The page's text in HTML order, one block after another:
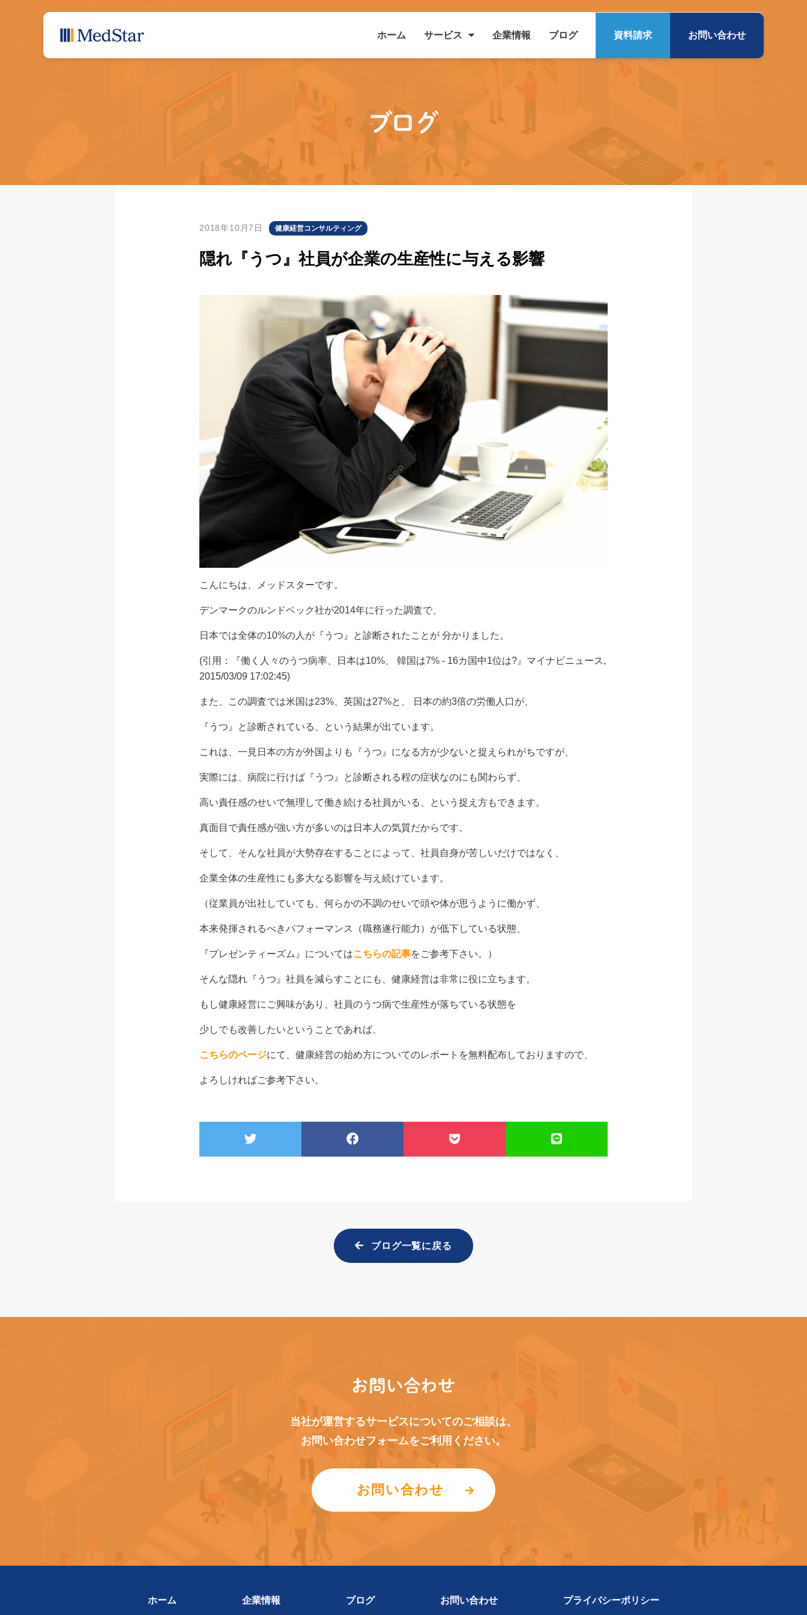
ホーム サービス 企業情報 ブログ 資料請求 お問い合わせ
ブログ
2018年10月7日 健康経営コンサルティング
隠れ『うつ』社員が企業の生産性に与える影響
こんにちは、メッドスターです。
デンマークのルンドベック社が2014年に行った調査で、
日本では全体の10%の人が『うつ』と診断されたことが 分かりました。
(引用：『働く人々のうつ病率、日本は10%、 韓国は7% ‐ 16カ国中1位は?』マイナビニュース,
2015/03/09 17:02:45)
また、この調査では米国は23%、英国は27%と、 日本の約3倍の労働人口が、
『うつ』と診断されている、という結果が出ています。
これは、一見日本の方が外国よりも『うつ』になる方が少ないと捉えられがちですが、
実際には、病院に行けば『うつ』と診断される程の症状なのにも関わらず、
高い責任感のせいで無理して働き続ける社員がいる、という捉え方もできます。
真面目で責任感が強い方が多いのは日本人の気質だからです。
そして、そんな社員が大勢存在することによって、社員自身が苦しいだけではなく、
企業全体の生産性にも多大なる影響を与え続けています。
（従業員が出社していても、何らかの不調のせいで頭や体が思うように働かず、
本来発揮されるべきパフォーマンス（職務遂行能力）が低下している状態、
『プレゼンティーズム』についてはこちらの記事をご参考下さい。）
そんな隠れ『うつ』社員を減らすことにも、健康経営は非常に役に立ちます。
もし健康経営にご興味があり、社員のうつ病で生産性が落ちている状態を
少しでも改善したいということであれば、
こちらのページにて、健康経営の始め方についてのレポートを無料配布しておりますので、
よろしければご参考下さい。
ブログ一覧に戻る
お問い合わせ
当社が運営するサービスについてのご相談は、
お問い合わせフォームをご利用ください。
お問い合わせ
ホーム 企業情報 ブログ お問い合わせ プライバシーポリシー